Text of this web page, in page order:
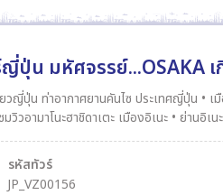
ปุ่น มหัศจรรย์...OSAKA เ
น ท่าอากาศยานคันไซ ประเทศญี่ปุ่น • เมืองนารา • วัดโทไดจิ • สวนสาธารณะนารา• เมืองเกียวโต • วัด
รหัสทัวร์
JP_VZ00156